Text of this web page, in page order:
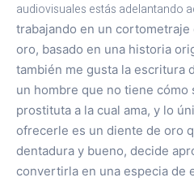
audiovisuales estás adelantando
trabajando en un cortometraje
oro, basado en una historia
también me gusta la escritura
un hombre que no tiene cómo
prostituta a la cual ama, y lo
ofrecerle es un diente de oro
dentadura y bueno, decide
convertirla en una especia de